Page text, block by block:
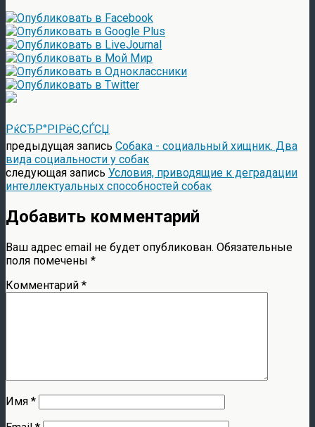
РќСЂР°РІРёС‚СЃСЏ
предыдущая запись Собака - социальный хищник. Два
вида социальности у собак
следующая запись Условия, приводящие к деградации
интеллектуальных способностей собак
Добавить комментарий
Ваш адрес email не будет опубликован. Обязательные
поля помечены *
Комментарий *
Имя *